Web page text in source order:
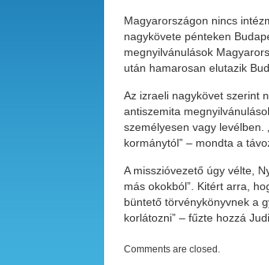
Magyarországon nincs
nagykövete pénteken
megnyilvánulások
után hamarosan elutazik
Az izraeli nagykövet szerint
antiszemita
személyesen vagy
kormánytól” – mondta a
A misszióvezető úgy vélte,
más okokból”. Kitért arra,
büntető törvénykönyvnek a
korlátozni” – fűzte hozzá
Comments are closed.